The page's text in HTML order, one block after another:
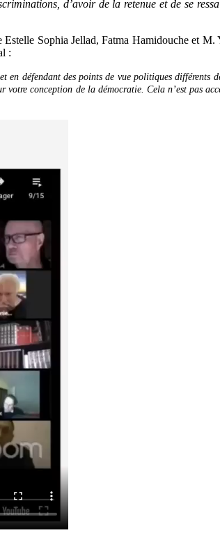
d’avoir de la retenue et de se
Sophia Jellad, Fatma Hamidouche et
:
en défendant des points de vue politiques différents
votre conception de la démocratie.Cela n’est pas